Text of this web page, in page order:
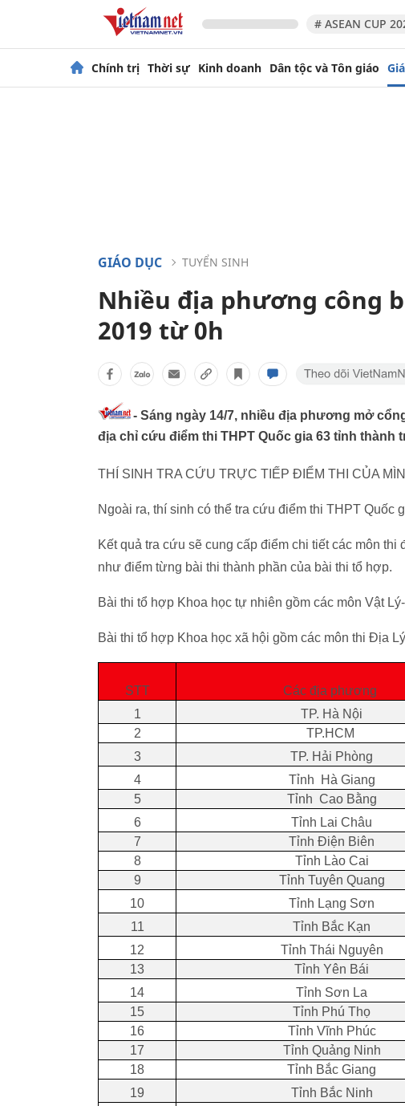
# ASEAN CUP
Chính trị Thời sự Kinh doanh Dân tộc và Tôn giáo
GIÁO DỤC TUYỂN SINH
Nhiều địa phương công
2019 từ 0h
- Sáng ngày 14/7, nhiều địa phương mở
địa chỉ cứu điểm thi THPT Quốc gia 63 tỉnh thành
THÍ SINH TRA CỨU TRỰC TIẾP ĐIỂM THI CỦA
Ngoài ra, thí sinh có thể tra cứu điểm thi THPT Quốc
Kết quả tra cứu sẽ cung cấp điểm chi tiết các môn
như điểm từng bài thi thành phần của bài thi tổ hợp.
Bài thi tổ hợp Khoa học tự nhiên gồm các môn Vật
Bài thi tổ hợp Khoa học xã hội gồm các môn thi Địa
STT Các địa phương
1
TP. Hà Nội
2
TP.HCM
3
TP. Hải Phòng
4
Tỉnh Hà Giang
5
Tỉnh Cao Bằng
6
Tỉnh Lai Châu
7
Tỉnh Điện Biên
8
Tỉnh Lào Cai
9
Tỉnh Tuyên Quang
10
Tỉnh Lạng Sơn
11
Tỉnh Bắc Kạn
12
Tỉnh Thái Nguyên
13
Tỉnh Yên Bái
14
Tỉnh Sơn La
15
Tỉnh Phú Thọ
16
Tỉnh Vĩnh Phúc
17
Tỉnh Quảng Ninh
18
Tỉnh Bắc Giang
19
Tỉnh Bắc Ninh